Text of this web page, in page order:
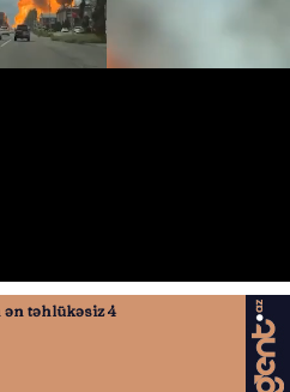
belə partladı